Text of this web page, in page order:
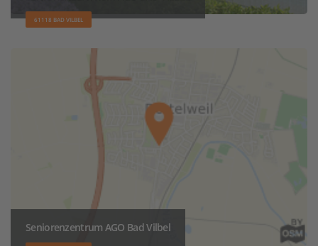
61118 BAD VILBEL
Seniorenzentrum AGO Bad Vilbel